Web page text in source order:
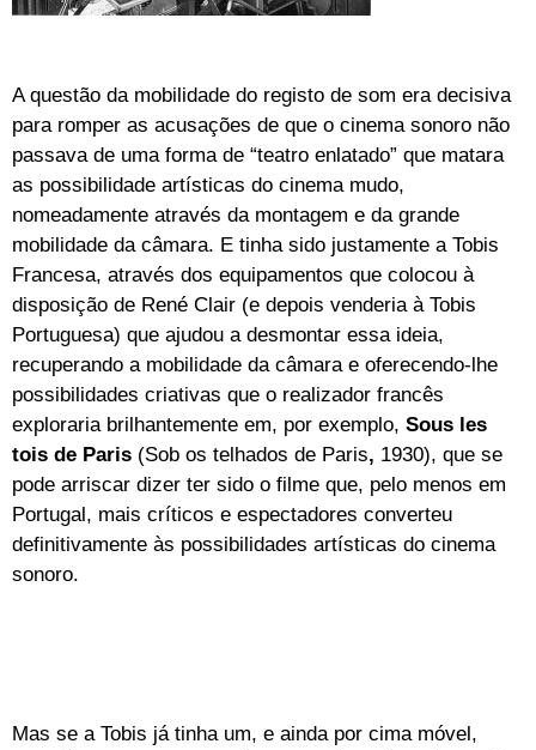
A questão da mobilidade do registo de som era decisiva
para romper as acusações de que o cinema sonoro não
passava de uma forma de “teatro enlatado” que matara
as possibilidade artísticas do cinema mudo,
nomeadamente através da montagem e da grande
mobilidade da câmara. E tinha sido justamente a Tobis
Francesa, através dos equipamentos que colocou à
disposição de René Clair (e depois venderia à Tobis
Portuguesa) que ajudou a desmontar essa ideia,
recuperando a mobilidade da câmara e oferecendo-lhe
possibilidades criativas que o realizador francês
exploraria brilhantemente em, por exemplo, Sous les
tois de Paris (Sob os telhados de Paris, 1930), que se
pode arriscar dizer ter sido o filme que, pelo menos em
Portugal, mais críticos e espectadores converteu
definitivamente às possibilidades artísticas do cinema
sonoro.
Mas se a Tobis já tinha um, e ainda por cima móvel,